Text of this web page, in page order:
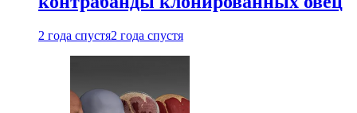
2 года спустя2 года спустя